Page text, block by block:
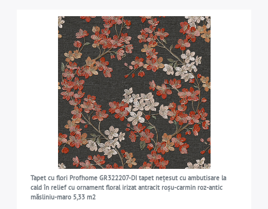
Tapet cu flori Profhome GR322207-DI tapet nețesut cu ambutisare la
cald în relief cu ornament floral irizat antracit roșu-carmin roz-antic
măsliniu-maro 5,33 m2